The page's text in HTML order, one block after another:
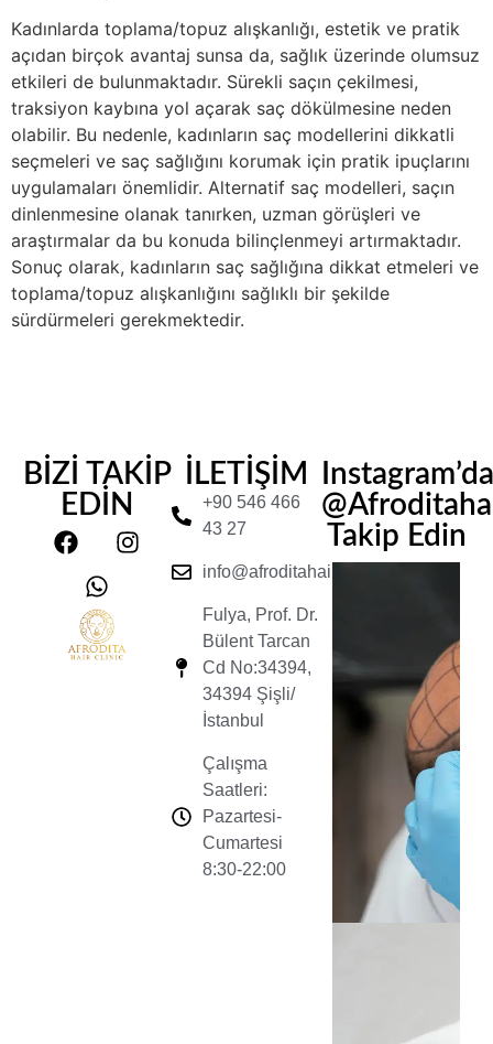
Kadınlarda toplama/topuz alışkanlığı, estetik ve pratik
açıdan birçok avantaj sunsa da, sağlık üzerinde olumsuz
etkileri de bulunmaktadır. Sürekli saçın çekilmesi,
traksiyon kaybına yol açarak saç dökülmesine neden
olabilir. Bu nedenle, kadınların saç modellerini dikkatli
seçmeleri ve saç sağlığını korumak için pratik ipuçlarını
uygulamaları önemlidir. Alternatif saç modelleri, saçın
dinlenmesine olanak tanırken, uzman görüşleri ve
araştırmalar da bu konuda bilinçlenmeyi artırmaktadır.
Sonuç olarak, kadınların saç sağlığına dikkat etmeleri ve
toplama/topuz alışkanlığını sağlıklı bir şekilde
sürdürmeleri gerekmektedir.
BİZİ TAKİP
EDİN
İLETİŞİM
+90 546 466
43 27
info@afroditahairclinic.com
Fulya, Prof. Dr.
Bülent Tarcan
Cd No:34394,
34394 Şişli/
İstanbul
Çalışma
Saatleri:
Pazartesi-
Cumartesi
8:30-22:00
Instagram’da
Takip Edin